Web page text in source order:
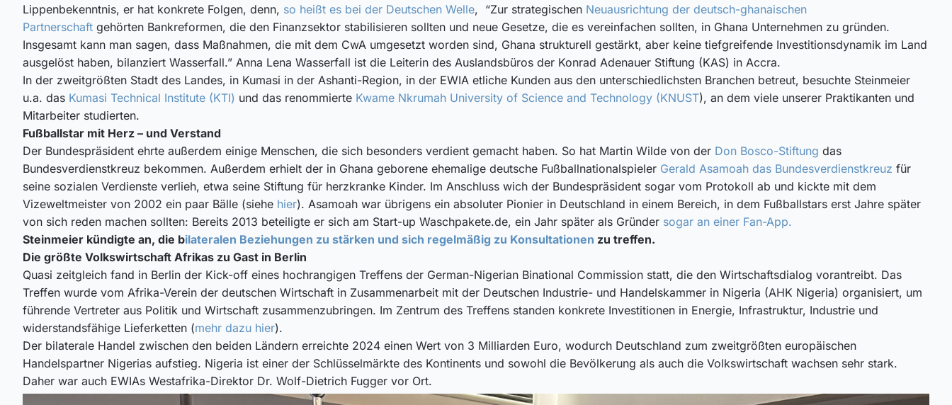
Lippenbekenntnis, er hat konkrete Folgen, denn, so heißt es bei der Deutschen Welle, “Zur strategischen Neuausrichtung der deutsch-ghanaischen
Partnerschaft gehörten Bankreformen, die den Finanzsektor stabilisieren sollten und neue Gesetze, die es vereinfachen sollten, in Ghana Unternehmen zu gründen.
Insgesamt kann man sagen, dass Maßnahmen, die mit dem CwA umgesetzt worden sind, Ghana strukturell gestärkt, aber keine tiefgreifende Investitionsdynamik im Land
ausgelöst haben, bilanziert Wasserfall.” Anna Lena Wasserfall ist die Leiterin des Auslandsbüros der Konrad Adenauer Stiftung (KAS) in Accra.
In der zweitgrößten Stadt des Landes, in Kumasi in der Ashanti-Region, in der EWIA etliche Kunden aus den unterschiedlichsten Branchen betreut, besuchte Steinmeier
u.a. das Kumasi Technical Institute (KTI) und das renommierte Kwame Nkrumah University of Science and Technology (KNUST), an dem viele unserer Praktikanten und
Mitarbeiter studierten.
Fußballstar mit Herz – und Verstand
Der Bundespräsident ehrte außerdem einige Menschen, die sich besonders verdient gemacht haben. So hat Martin Wilde von der Don Bosco-Stiftung das
Bundesverdienstkreuz bekommen. Außerdem erhielt der in Ghana geborene ehemalige deutsche Fußballnationalspieler Gerald Asamoah das Bundesverdienstkreuz für
seine sozialen Verdienste verlieh, etwa seine Stiftung für herzkranke Kinder. Im Anschluss wich der Bundespräsident sogar vom Protokoll ab und kickte mit dem
Vizeweltmeister von 2002 ein paar Bälle (siehe hier). Asamoah war übrigens ein absoluter Pionier in Deutschland in einem Bereich, in dem Fußballstars erst Jahre später
von sich reden machen sollten: Bereits 2013 beteiligte er sich am Start-up Waschpakete.de, ein Jahr später als Gründer sogar an einer Fan-App.
Steinmeier kündigte an, die bilateralen Beziehungen zu stärken und sich regelmäßig zu Konsultationen zu treffen.
Die größte Volkswirtschaft Afrikas zu Gast in Berlin
Quasi zeitgleich fand in Berlin der Kick-off eines hochrangigen Treffens der German-Nigerian Binational Commission statt, die den Wirtschaftsdialog vorantreibt. Das
Treffen wurde vom Afrika-Verein der deutschen Wirtschaft in Zusammenarbeit mit der Deutschen Industrie- und Handelskammer in Nigeria (AHK Nigeria) organisiert, um
führende Vertreter aus Politik und Wirtschaft zusammenzubringen. Im Zentrum des Treffens standen konkrete Investitionen in Energie, Infrastruktur, Industrie und
widerstandsfähige Lieferketten (mehr dazu hier).
Der bilaterale Handel zwischen den beiden Ländern erreichte 2024 einen Wert von 3 Milliarden Euro, wodurch Deutschland zum zweitgrößten europäischen
Handelspartner Nigerias aufstieg. Nigeria ist einer der Schlüsselmärkte des Kontinents und sowohl die Bevölkerung als auch die Volkswirtschaft wachsen sehr stark.
Daher war auch EWIAs Westafrika-Direktor Dr. Wolf-Dietrich Fugger vor Ort.